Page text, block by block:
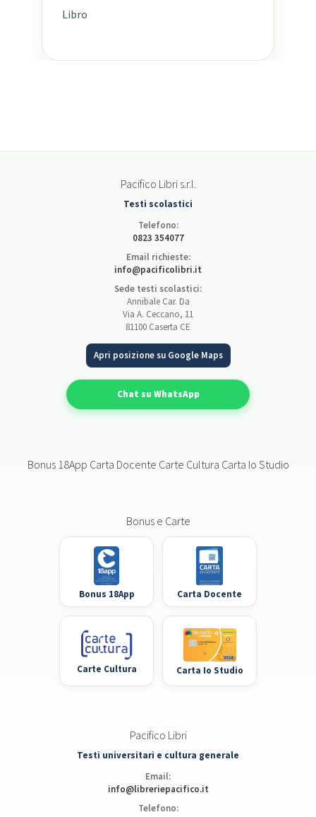
Libro
Pacifico Libri s.r.l.
Testi scolastici
Telefono:
0823 354077
Email richieste:
info@pacificolibri.it
Sede testi scolastici:
Annibale Car. Da
Via A. Ceccano, 11
81100 Caserta CE
Apri posizione su Google Maps
Chat su WhatsApp
Bonus 18App Carta Docente Carte Cultura Carta Io Studio
Bonus e Carte
Bonus 18App Carta Docente
Carte Cultura Carta Io Studio
Pacifico Libri
Testi universitari e cultura generale
Email:
info@libreriepacifico.it
Telefono: